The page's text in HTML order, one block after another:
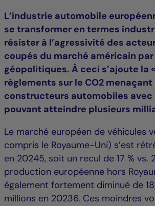
L’industrie automobile
se transformer en termes
résister à l’agressivité des
coupés du marché américain
géopolitiques. À ceci s’ajoute la
règlements sur le CO2 menaçant
constructeurs automobiles avec
pouvant atteindre plusieurs
Le marché européen de véhicules
compris le Royaume-Uni) s’est
en 20245, soit un recul de 17 % vs.
production européenne hors
également fortement diminué de
millions en 20236. Ces moindres